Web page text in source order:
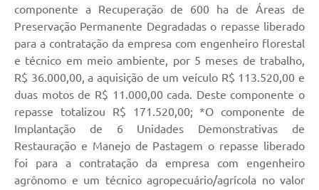
Agenda
SIC
Contato
componente a Recuperação de 600 ha de Áreas de
Preservação Permanente Degradadas o repasse liberado
para a contratação da empresa com engenheiro florestal
e técnico em meio ambiente, por 5 meses de trabalho,
R$ 36.000,00, a aquisição de um veículo R$ 113.520,00 e
duas motos de R$ 11.000,00 cada. Deste componente o
repasse totalizou R$ 171.520,00; *O componente de
Implantação de 6 Unidades Demonstrativas de
Restauração e Manejo de Pastagem o repasse liberado
foi para a contratação da empresa com engenheiro
agrônomo e um técnico agropecuário/agrícola no valor